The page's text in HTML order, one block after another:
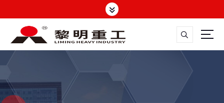
转
容 大修渣磨粉机，矿渣立磨